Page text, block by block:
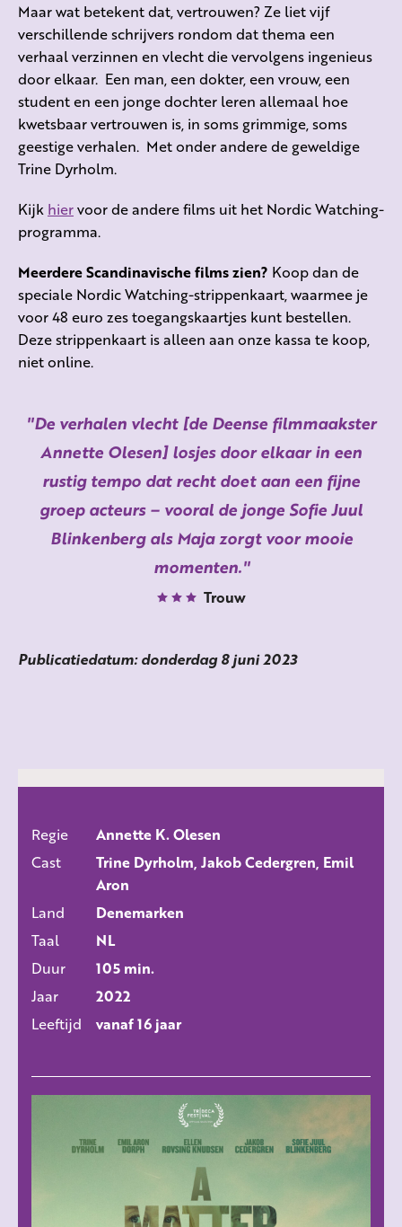
Maar wat betekent dat, vertrouwen? Ze liet vijf
verschillende schrijvers rondom dat thema een
verhaal verzinnen en vlecht die vervolgens ingenieus
door elkaar. Een man, een dokter, een vrouw, een
student en een jonge dochter leren allemaal hoe
kwetsbaar vertrouwen is, in soms grimmige, soms
geestige verhalen. Met onder andere de geweldige
Trine Dyrholm.
Kijk hiervoor de andere films uit het Nordic Watching-
programma.
Meerdere Scandinavische films zien? Koop dan de
speciale Nordic Watching-strippenkaart, waarmee je
voor 48 euro zes toegangskaartjes kunt bestellen.
Deze strippenkaart is alleen aan onze kassa te koop,
niet online.
De verhalen vlecht [de Deense filmmaakster
Annette Olesen] losjes door elkaar in een
rustig tempo dat recht doet aan een fijne
groep acteurs – vooral de jonge Sofie Juul
Blinkenberg als Maja zorgt voor mooie
momenten.
Trouw
Publicatiedatum: donderdag 8 juni 2023
Regie
Annette K. Olesen
Cast
Trine Dyrholm, Jakob Cedergren, Emil
Aron
Land
Denemarken
Taal
NL
Duur
105 min.
Jaar
2022
Leeftijd
vanaf 16 jaar